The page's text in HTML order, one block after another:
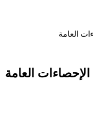
العامة
الإحصاءات العامة